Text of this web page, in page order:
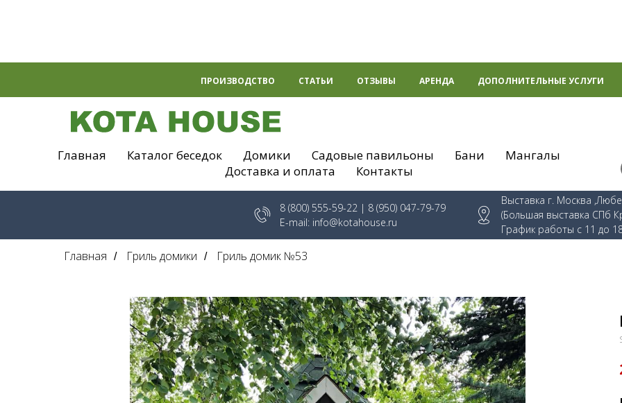
ПРОИЗВОДСТВО СТАТЬИ ОТЗЫВЫ АРЕНДА ДОПОЛНИТЕЛЬНЫЕ УСЛУГИ
Главная Каталог беседок Домики Садовые павильоны Бани
Мангалы
Доставка и оплата
Контакты
8 (800) 555-59-22 | 8 (950) 047-79-79
E-mail: info@kotahouse.ru
Выставка г. Москва
(Большая выставка СПб
График работы с 11 до
Главная / Гриль домики / Гриль домик №53